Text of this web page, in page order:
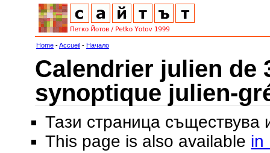
Home -Accueil - Начало
Calendrier julien de
synoptique julien-
Тази страница съществува
This page is also available in